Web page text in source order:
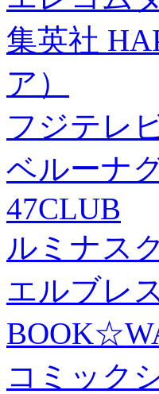
集英社
ア）
フジテレ
ベルーナ
47CLUB
ルミナス
エルブレ
コミック